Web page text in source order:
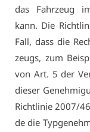
das Fahr­zeug
kann. Die
Fall, dass die
zeugs, zum
von Art. 5 der
die­ser
Richt­li­nie 2007/
de die